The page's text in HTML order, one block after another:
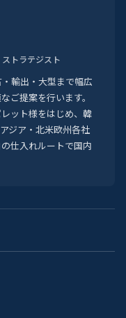
トラテジスト
輸出・大型まで幅広
ご提案を行います。
ット様をはじめ、韓
ジア・北米欧州各社
仕入れルートで国内